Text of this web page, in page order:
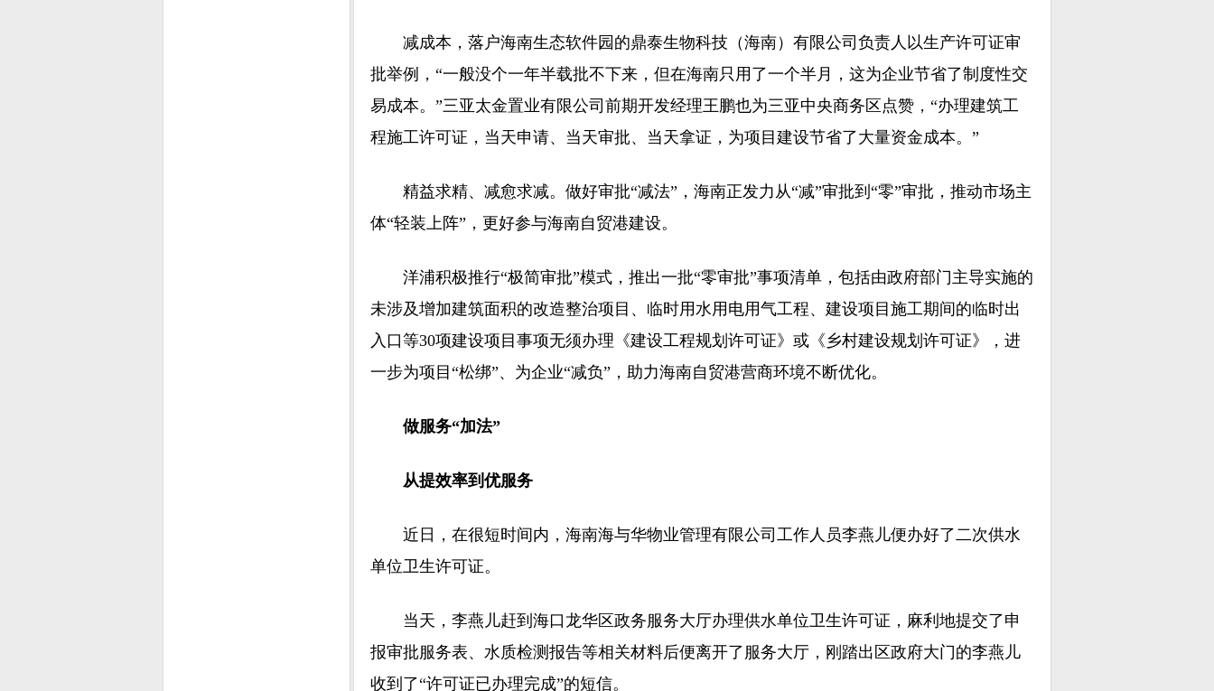
减成本，落户海南生态软件园的鼎泰生物科技（海南）有限公司负责人以生产许可证审
批举例，“一般没个一年半载批不下来，但在海南只用了一个半月，这为企业节省了制度性交
易成本。”三亚太金置业有限公司前期开发经理王鹏也为三亚中央商务区点赞，“办理建筑工
程施工许可证，当天申请、当天审批、当天拿证，为项目建设节省了大量资金成本。”
精益求精、减愈求减。做好审批“减法”，海南正发力从“减”审批到“零”审批，推动市场主
体“轻装上阵”，更好参与海南自贸港建设。
洋浦积极推行“极简审批”模式，推出一批“零审批”事项清单，包括由政府部门主导实施的
未涉及增加建筑面积的改造整治项目、临时用水用电用气工程、建设项目施工期间的临时出
入口等30项建设项目事项无须办理《建设工程规划许可证》或《乡村建设规划许可证》，进
一步为项目“松绑”、为企业“减负”，助力海南自贸港营商环境不断优化。
做服务“加法”
从提效率到优服务
近日，在很短时间内，海南海与华物业管理有限公司工作人员李燕儿便办好了二次供水
单位卫生许可证。
当天，李燕儿赶到海口龙华区政务服务大厅办理供水单位卫生许可证，麻利地提交了申
报审批服务表、水质检测报告等相关材料后便离开了服务大厅，刚踏出区政府大门的李燕儿
收到了“许可证已办理完成”的短信。